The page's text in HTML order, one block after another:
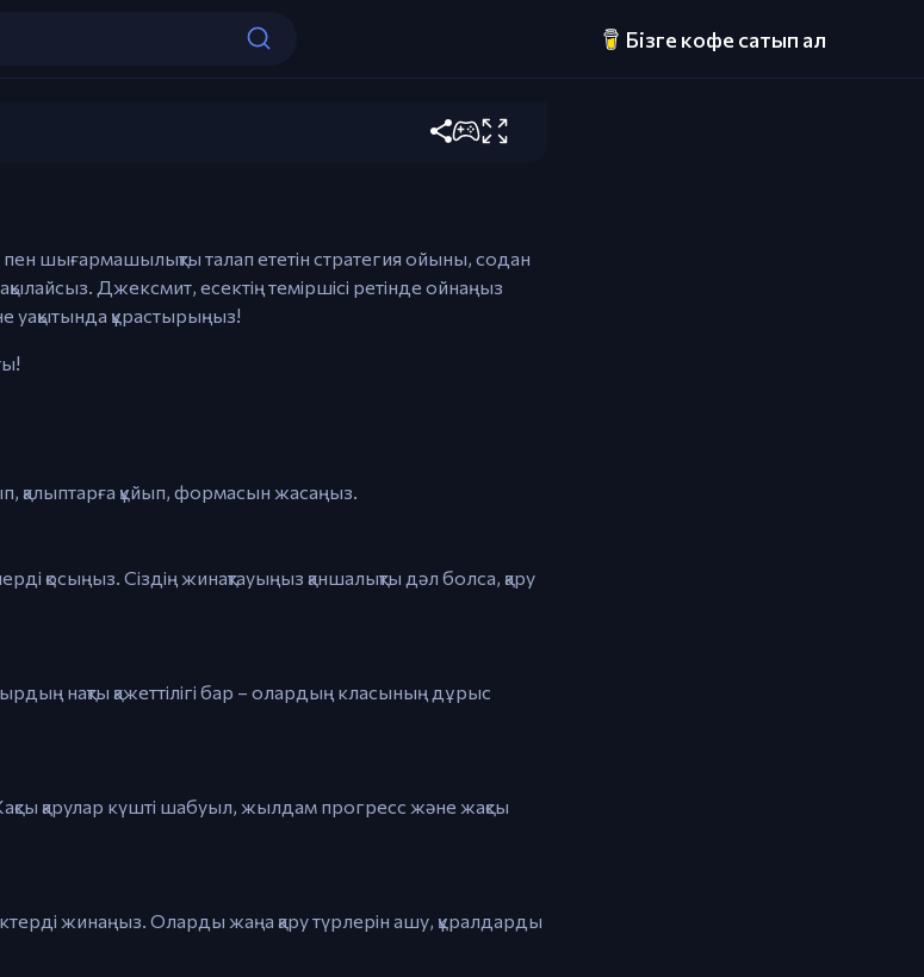
Бізге кофе сатып ал
Тінтуір – Науқан, жасаңыз және қаруларды жинаңыз
Шертуші & Сұқ саусақпен – Металды құйыңыз,
шығармашылықты талап ететін стратегия ойыны, содан
Джексмит, есектің теміршісі ретінде ойнаңыз
уақытында құрастырыңыз!
қалыптарға құйып, формасын жасаңыз.
қосыңыз. Сіздің жинақтауыңыз қаншалықты дәл болса, қару
нақты қажеттілігі бар – олардың класының дұрыс
қарулар күшті шабуыл, жылдам прогресс және жақсы
жинаңыз. Оларды жаңа қару түрлерін ашу, құралдарды